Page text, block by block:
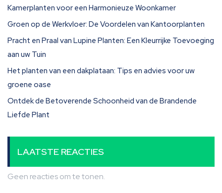
Kamerplanten voor een Harmonieuze Woonkamer
Groen op de Werkvloer: De Voordelen van Kantoorplanten
Pracht en Praal van Lupine Planten: Een Kleurrijke Toevoeging
aan uw Tuin
Het planten van een dakplataan: Tips en advies voor uw
groene oase
Ontdek de Betoverende Schoonheid van de Brandende
Liefde Plant
LAATSTE REACTIES
Geen reacties om te tonen.